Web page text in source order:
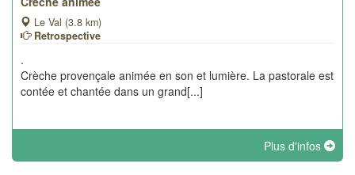
Le Val (3.8 km)
Retrospective
.
Crèche provençale animée en son et lumière. La pastorale est
contée et chantée dans un grand[...]
Plus d'infos